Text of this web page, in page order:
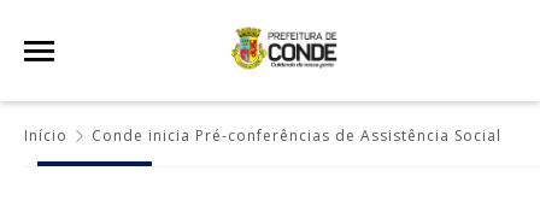
Início Conde inicia Pré-conferências de Assistência Social